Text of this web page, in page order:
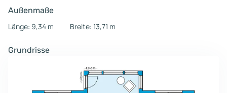
Außenmaße
Länge: 9,34 m
Breite: 13,71 m
Grundrisse